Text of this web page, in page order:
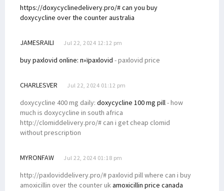
https://doxycyclinedelivery.pro/# can you buy
doxycycline over the counter australia
JAMESRAILI Jul 22, 2024 12:12 pm
buy paxlovid online: п»їpaxlovid - paxlovid price
CHARLESVER Jul 22, 2024 01:12 pm
doxycycline 400 mg daily: doxycycline 100 mg pill- how
much is doxycycline in south africa
http://clomiddelivery.pro/# can i get cheap clomid
without prescription
MYRONFAW Jul 22, 2024 01:18 pm
http://paxloviddelivery.pro/# paxlovid pill where can i buy
amoxicillin over the counter ukamoxicillin price canada